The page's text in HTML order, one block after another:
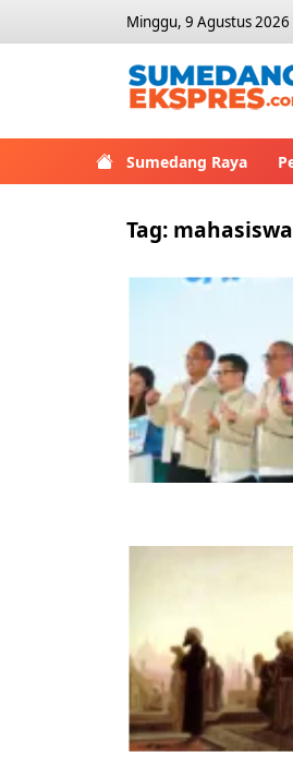
Minggu, 9 Agustus 2026
Sumedang Raya
Tag: